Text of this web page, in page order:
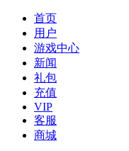
首页
用户
游戏中心
新闻
礼包
充值
VIP
客服
商城